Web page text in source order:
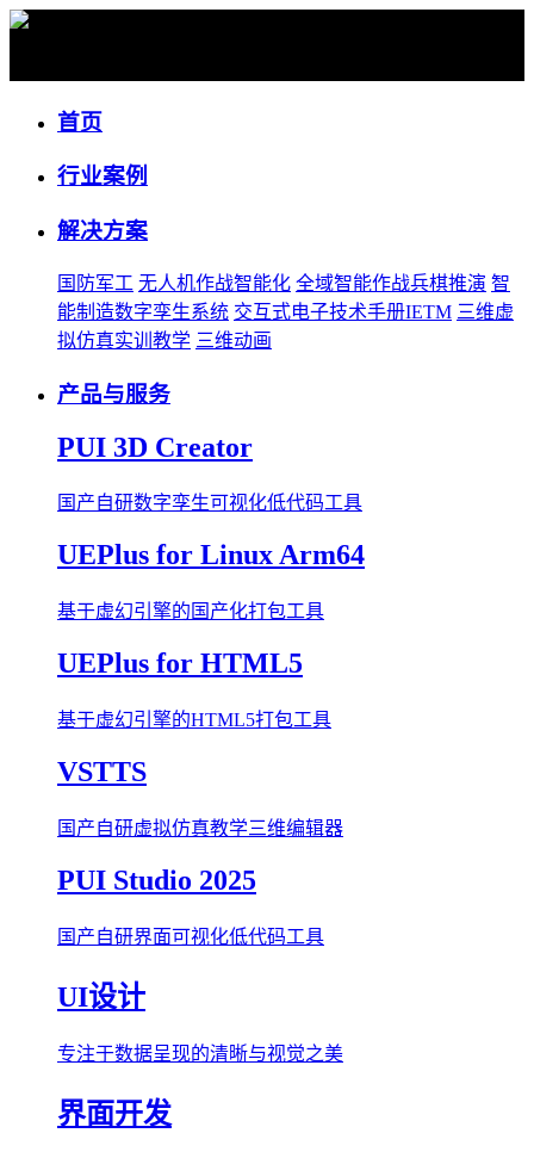
首页
行业案例
解决方案
国防军工 无人机作战智能化 全域智能作战兵棋推演 智
能制造数字孪生系统 交互式电子技术手册IETM 三维虚
拟仿真实训教学 三维动画
产品与服务
PUI 3D Creator
国产自研数字孪生可视化低代码工具
UEPlus for Linux Arm64
基于虚幻引擎的国产化打包工具
UEPlus for HTML5
基于虚幻引擎的HTML5打包工具
VSTTS
国产自研虚拟仿真教学三维编辑器
PUI Studio 2025
国产自研界面可视化低代码工具
UI设计
专注于数据呈现的清晰与视觉之美
界面开发